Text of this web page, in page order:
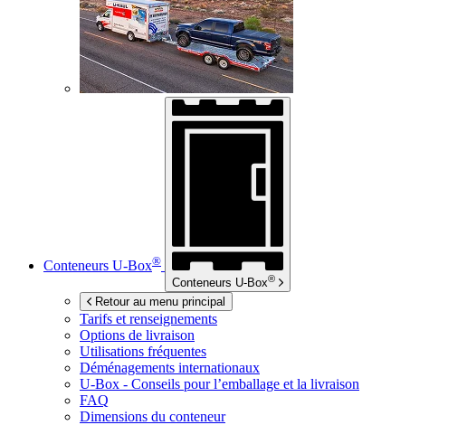
Conteneurs U-Box®
Conteneurs U-Box®
Retour au menu principal
Tarifs et renseignements
Options de livraison
Utilisations fréquentes
Déménagements internationaux
U-Box - Conseils pour l’emballage et la livraison
FAQ
Dimensions du conteneur